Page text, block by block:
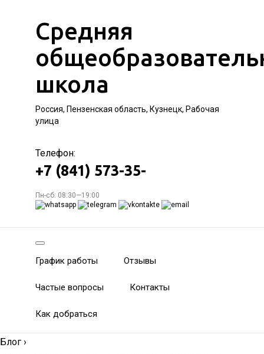
Средняя
школа
Россия, Пензенская область, Кузнецк, Рабочая
улица
Телефон:
+7 (841) 573-35-
Пн-сб: 08:30—19:00
График работы Отзывы
Частые вопросы Контакты
Как добраться
Блог ›